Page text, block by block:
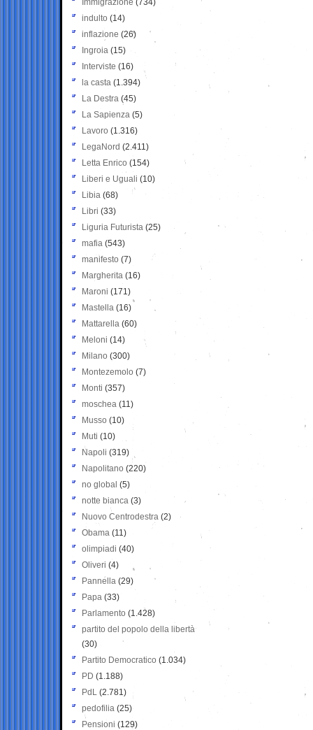
Immigrazione (734)
indulto (14)
inflazione (26)
Ingroia (15)
Interviste (16)
la casta (1.394)
La Destra (45)
La Sapienza (5)
Lavoro (1.316)
LegaNord (2.411)
Letta Enrico (154)
Liberi e Uguali (10)
Libia (68)
Libri (33)
Liguria Futurista (25)
mafia (543)
manifesto (7)
Margherita (16)
Maroni (171)
Mastella (16)
Mattarella (60)
Meloni (14)
Milano (300)
Montezemolo (7)
Monti (357)
moschea (11)
Musso (10)
Muti (10)
Napoli (319)
Napolitano (220)
no global (5)
notte bianca (3)
Nuovo Centrodestra (2)
Obama (11)
olimpiadi (40)
Oliveri (4)
Pannella (29)
Papa (33)
Parlamento (1.428)
partito del popolo della libertà
(30)
Partito Democratico (1.034)
PD (1.188)
PdL (2.781)
pedofilia (25)
Pensioni (129)